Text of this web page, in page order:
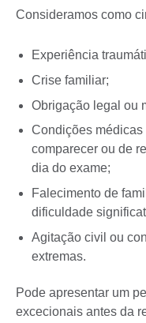
Consideramos como
Experiência
Crise familiar;
Obrigação legal ou
Condições
comparecer ou de
dia do exame;
Falecimento de
dificuldade
Agitação civil ou
extremas.
Pode apresentar um
excecionais antes da